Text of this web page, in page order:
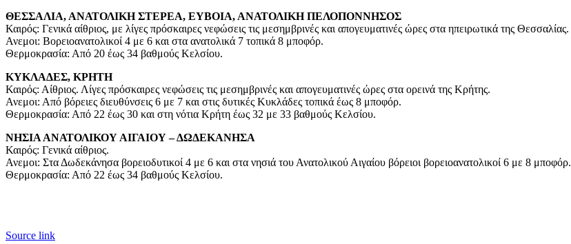
ΘΕΣΣΑΛΙΑ, ΑΝΑΤΟΛΙΚΗ ΣΤΕΡΕΑ, ΕΥΒΟΙΑ, ΑΝΑΤΟΛΙΚΗ ΠΕΛΟΠΟΝΝΗΣΟΣ
Καιρός: Γενικά αίθριος, με λίγες πρόσκαιρες νεφώσεις τις μεσημβρινές και απογευματινές ώρες στα ηπειρωτικά της Θεσσαλίας.
Ανεμοι: Βορειοανατολικοί 4 με 6 και στα ανατολικά 7 τοπικά 8 μποφόρ.
Θερμοκρασία: Από 20 έως 34 βαθμούς Κελσίου.
ΚΥΚΛΑΔΕΣ, ΚΡΗΤΗ
Καιρός: Αίθριος. Λίγες πρόσκαιρες νεφώσεις τις μεσημβρινές και απογευματινές ώρες στα ορεινά της Κρήτης.
Ανεμοι: Από βόρειες διευθύνσεις 6 με 7 και στις δυτικές Κυκλάδες τοπικά έως 8 μποφόρ.
Θερμοκρασία: Από 22 έως 30 και στη νότια Κρήτη έως 32 με 33 βαθμούς Κελσίου.
ΝΗΣΙΑ ΑΝΑΤΟΛΙΚΟΥ ΑΙΓΑΙΟΥ – ΔΩΔΕΚΑΝΗΣΑ
Καιρός: Γενικά αίθριος.
Ανεμοι: Στα Δωδεκάνησα βορειοδυτικοί 4 με 6 και στα νησιά του Ανατολικού Αιγαίου βόρειοι βορειοανατολικοί 6 με 8 μποφόρ.
Θερμοκρασία: Από 22 έως 34 βαθμούς Κελσίου.
Source link